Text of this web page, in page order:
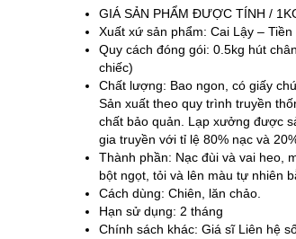
GIÁ SẢN PHẨM ĐƯỢC TÍNH /
Xuất xứ sản phẩm: Cai Lậy – Tiền
Quy cách đóng gói: 0.5kg hút
chiếc)
Chất lượng: Bao ngon, có giấy
Sản xuất theo quy trình truyền
chất bảo quản. Lạp xưởng được
gia truyền với tỉ lệ 80% nạc và
Thành phần: Nạc đùi và vai heo,
bột ngọt, tỏi và lên màu tự nhiên
Cách dùng: Chiên, lăn chảo.
Hạn sử dụng: 2 tháng
Chính sách khác: Giá sĩ Liên hệ